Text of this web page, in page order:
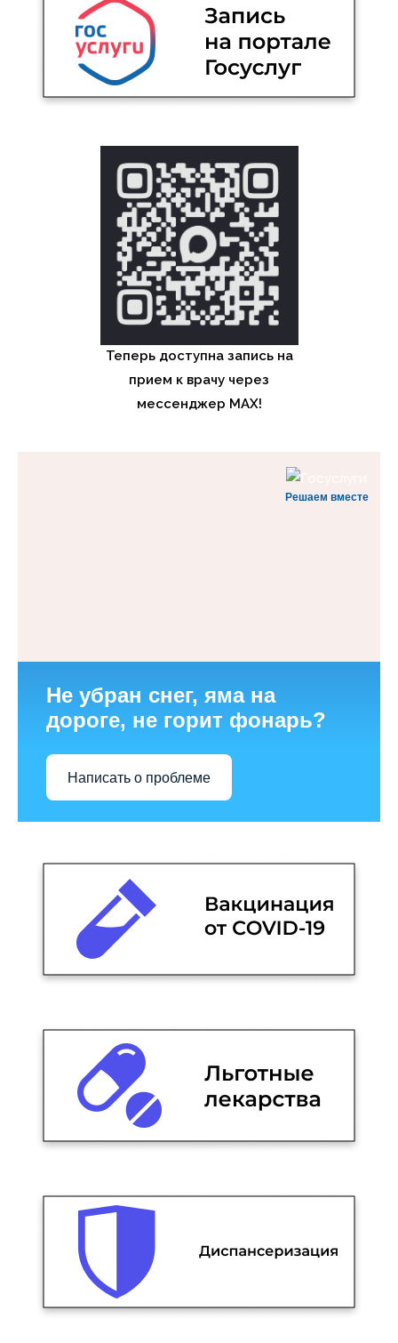
Теперь доступна запись на
прием к врачу через
мессенджер MAX!
Решаем вместе
Не убран снег, яма на
дороге, не горит фонарь?
Написать о проблеме